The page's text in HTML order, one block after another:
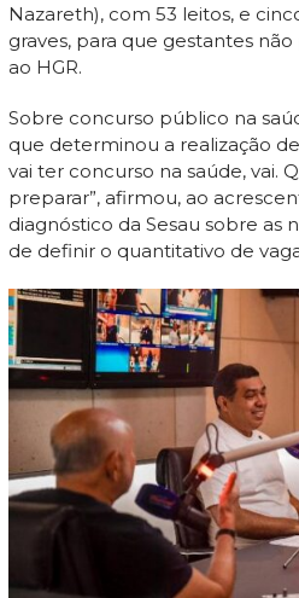
Nazareth), com 53 leitos, e
graves, para que gestantes
ao HGR.
Sobre concurso público na
que determinou a realização
vai ter concurso na saúde, vai.
preparar”, afirmou, ao
diagnóstico da Sesau sobre as
de definir o quantitativo de